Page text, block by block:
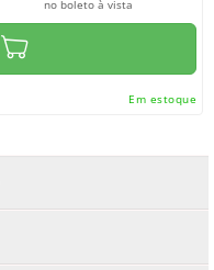
no boleto à vista
Em estoque